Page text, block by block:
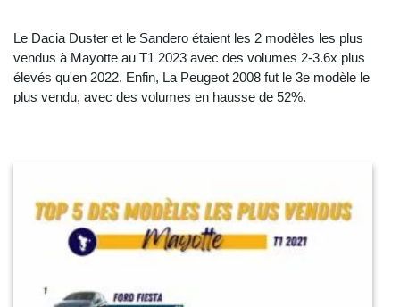
Le Dacia Duster et le Sandero étaient les 2 modèles les plus
vendus à Mayotte au T1 2023 avec des volumes 2-3.6x plus
élevés qu'en 2022. Enfin, La Peugeot 2008 fut le 3e modèle le
plus vendu, avec des volumes en hausse de 52%.